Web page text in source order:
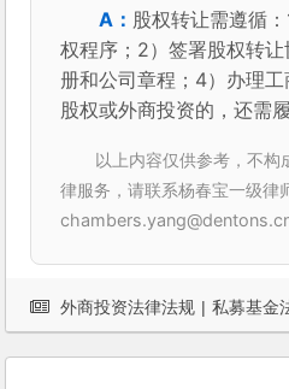
股权转让需遵循
权程序；2）签署股权转
册和公司章程；4）办理
股权或外商投资的，还需
以上内容仅供参考，不构
律服务，请联系杨春宝一级律
外商投资法律法规 | 私募基金